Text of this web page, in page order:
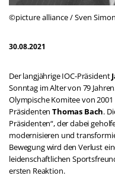
©picture alliance / Sven
30.08.2021
Der langjährige IOC-Präsident
Sonntag im Alter von 79
Olympische Komitee von
PräsidentenThomas Bach.
Präsidenten“, der dabei
modernisieren und
Bewegung wird den Verlust
leidenschaftlichen
ersten Reaktion.